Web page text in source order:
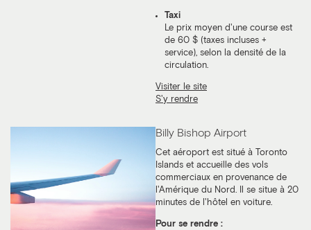
Taxi
Le prix moyen d'une course est
de 60 $ (taxes incluses +
service), selon la densité de la
circulation.
Visiter le site
S'y rendre
Billy Bishop Airport
Cet aéroport est situé à Toronto
Islands et accueille des vols
commerciaux en provenance de
l'Amérique du Nord. Il se situe à 20
minutes de l'hôtel en voiture.
Pour se rendre :